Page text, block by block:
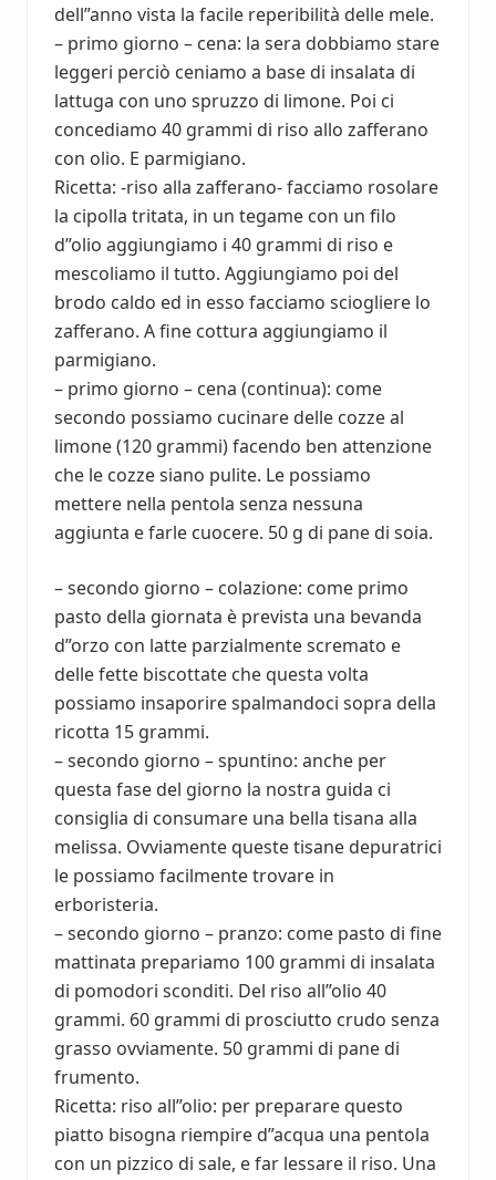
dell”anno vista la facile reperibilità delle mele.
– primo giorno – cena: la sera dobbiamo stare
leggeri perciò ceniamo a base di insalata di
lattuga con uno spruzzo di limone. Poi ci
concediamo 40 grammi di riso allo zafferano
con olio. E parmigiano.
Ricetta: -riso alla zafferano- facciamo rosolare
la cipolla tritata, in un tegame con un filo
d”olio aggiungiamo i 40 grammi di riso e
mescoliamo il tutto. Aggiungiamo poi del
brodo caldo ed in esso facciamo sciogliere lo
zafferano. A fine cottura aggiungiamo il
parmigiano.
– primo giorno – cena (continua): come
secondo possiamo cucinare delle cozze al
limone (120 grammi) facendo ben attenzione
che le cozze siano pulite. Le possiamo
mettere nella pentola senza nessuna
aggiunta e farle cuocere. 50 g di pane di soia.
– secondo giorno – colazione: come primo
pasto della giornata è prevista una bevanda
d”orzo con latte parzialmente scremato e
delle fette biscottate che questa volta
possiamo insaporire spalmandoci sopra della
ricotta 15 grammi.
– secondo giorno – spuntino: anche per
questa fase del giorno la nostra guida ci
consiglia di consumare una bella tisana alla
melissa. Ovviamente queste tisane depuratrici
le possiamo facilmente trovare in
erboristeria.
– secondo giorno – pranzo: come pasto di fine
mattinata prepariamo 100 grammi di insalata
di pomodori sconditi. Del riso all”olio 40
grammi. 60 grammi di prosciutto crudo senza
grasso ovviamente. 50 grammi di pane di
frumento.
Ricetta: riso all”olio: per preparare questo
piatto bisogna riempire d”acqua una pentola
con un pizzico di sale, e far lessare il riso. Una